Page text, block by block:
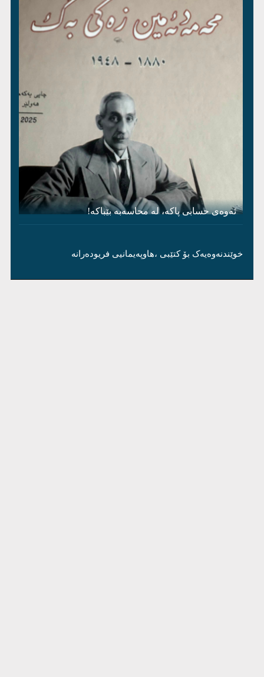
ئەوەی حسابی پاکە، لە محاسەبە بێباکە!
خوێندنەوەیەک بۆ کتێبی ،هاوپەیمانیی فریودەرانە